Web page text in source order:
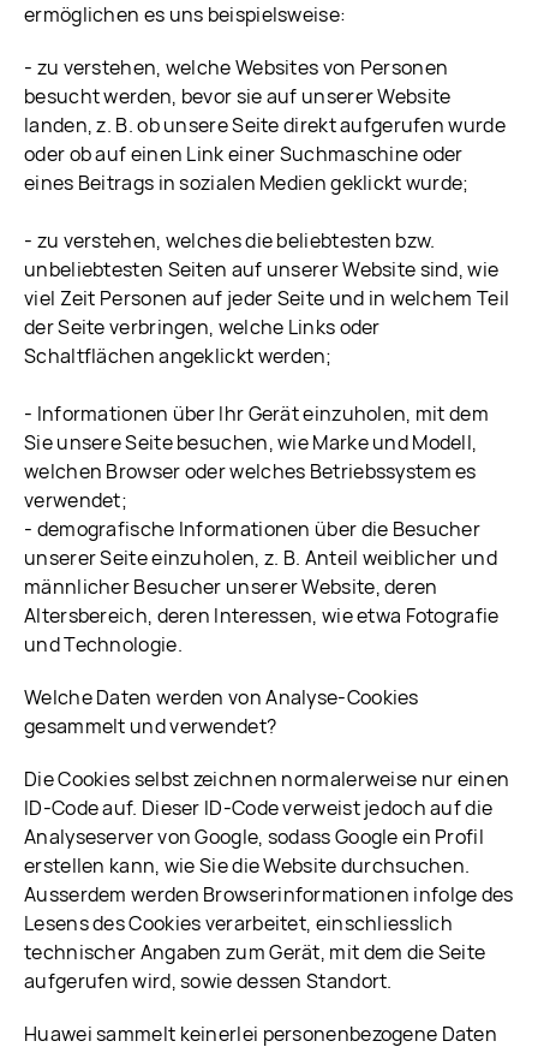
ermöglichen es uns beispielsweise:
- zu verstehen, welche Websites von Personen
besucht werden, bevor sie auf unserer Website
landen, z. B. ob unsere Seite direkt aufgerufen wurde
oder ob auf einen Link einer Suchmaschine oder
eines Beitrags in sozialen Medien geklickt wurde;
- zu verstehen, welches die beliebtesten bzw.
unbeliebtesten Seiten auf unserer Website sind, wie
viel Zeit Personen auf jeder Seite und in welchem Teil
der Seite verbringen, welche Links oder
Schaltflächen angeklickt werden;
- Informationen über Ihr Gerät einzuholen, mit dem
Sie unsere Seite besuchen, wie Marke und Modell,
welchen Browser oder welches Betriebssystem es
verwendet;
- demografische Informationen über die Besucher
unserer Seite einzuholen, z. B. Anteil weiblicher und
männlicher Besucher unserer Website, deren
Altersbereich, deren Interessen, wie etwa Fotografie
und Technologie.
Welche Daten werden von Analyse-Cookies
gesammelt und verwendet?
Die Cookies selbst zeichnen normalerweise nur einen
ID-Code auf. Dieser ID-Code verweist jedoch auf die
Analyseserver von Google, sodass Google ein Profil
erstellen kann, wie Sie die Website durchsuchen.
Ausserdem werden Browserinformationen infolge des
Lesens des Cookies verarbeitet, einschliesslich
technischer Angaben zum Gerät, mit dem die Seite
aufgerufen wird, sowie dessen Standort.
Huawei sammelt keinerlei personenbezogene Daten